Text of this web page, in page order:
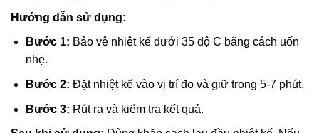
Hướng dẫn sử dụng:
Bước 1: Bảo vệ nhiệt kế dưới 35 độ C bằng cách uốn
nhẹ.
Bước 2: Đặt nhiệt kế vào vị trí đo và giữ trong 5-7 phút.
Bước 3: Rút ra và kiểm tra kết quả.